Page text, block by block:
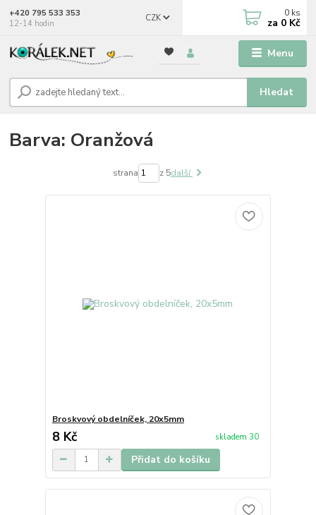
Menu
CZK
Hledat
+420 795 533 353
12-14 hodin
0 ks
za 0 Kč
Barva: Oranžová
strana z 5další
Broskvový obdelníček, 20x5mm
8 Kč skladem 30
Přidat do košíku